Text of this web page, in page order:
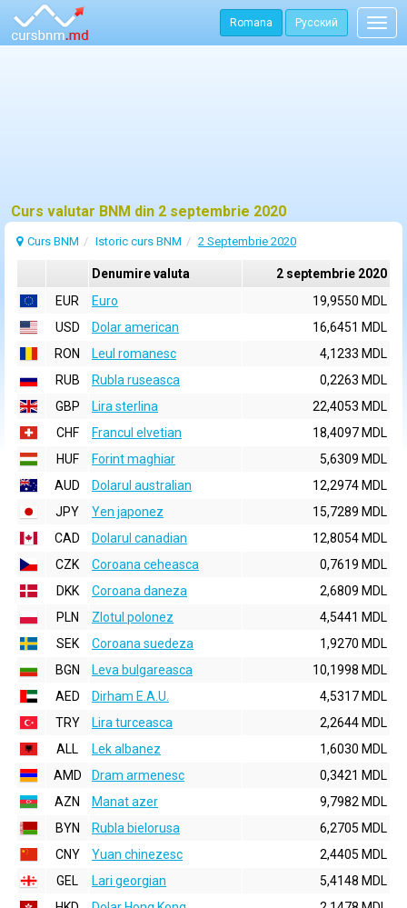
Romana Русский
Curs valutar BNM din 2 septembrie 2020
Curs BNM Istoric curs BNM 2 Septembrie 2020
Denumire valuta
2 septembrie 2020
EUR
Euro
19,9550 MDL
USD
Dolar american
16,6451 MDL
RON
Leul romanesc
4,1233 MDL
RUB
Rubla ruseasca
0,2263 MDL
GBP
Lira sterlina
22,4053 MDL
CHF
Francul elvetian
18,4097 MDL
HUF
Forint maghiar
5,6309 MDL
AUD
Dolarul australian
12,2974 MDL
JPY
Yen japonez
15,7289 MDL
CAD
Dolarul canadian
12,8054 MDL
CZK
Coroana ceheasca
0,7619 MDL
DKK
Coroana daneza
2,6809 MDL
PLN
Zlotul polonez
4,5441 MDL
SEK
Coroana suedeza
1,9270 MDL
BGN
Leva bulgareasca
10,1998 MDL
AED
Dirham E.A.U.
4,5317 MDL
TRY
Lira turceasca
2,2644 MDL
ALL
Lek albanez
1,6030 MDL
AMD
Dram armenesc
0,3421 MDL
AZN
Manat azer
9,7982 MDL
BYN
Rubla bielorusa
6,2705 MDL
CNY
Yuan chinezesc
2,4405 MDL
GEL
Lari georgian
5,4148 MDL